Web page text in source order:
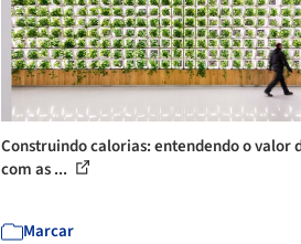
Construindo calorias: entendendo o valor
com as ...
Marcar